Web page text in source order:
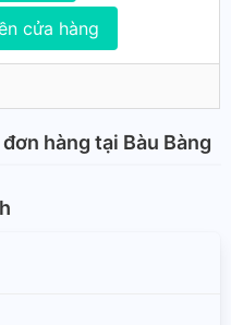
cửa hàng
hàng tại Bàu Bàng